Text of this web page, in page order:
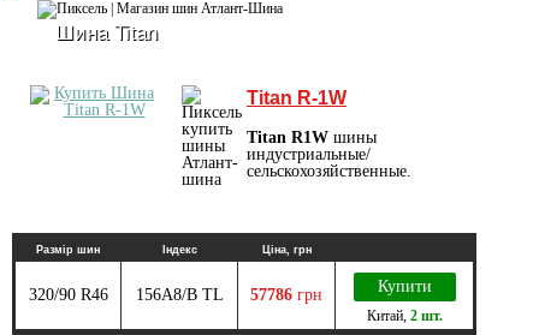
Шина Titan
Titan R-1W
Titan R1W шины
индустриальные/
сельскохозяйственные.
Размір шин Індекс Ціна, грн
320/90 R46 156A8/B TL 57786 грн Купити
Китай, 2 шт.